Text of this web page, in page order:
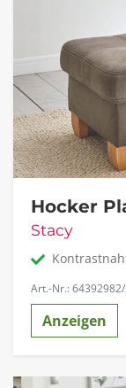
Hocker
Stacy
Art.-Nr.:
Anzeigen